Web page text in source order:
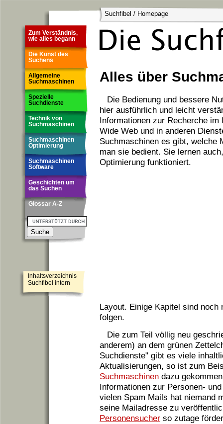
Suchfibel / Homepage
Alles über
Die Bedienung und bessere
hier ausführlich und leicht
Informationen zur Recherche
Wide Web und in anderen
Suchmaschinen es gibt, welche
man sie bedient. Sie lernen
Optimierung funktioniert.
Layout. Einige Kapitel sind
folgen.
Die zum Teil völlig neu
anderem) an dem grünen
Suchdienste" gibt es viele
Aktualisierungen, so ist zum
Suchmaschinen dazu
Informationen zur Personen-
vielen Spam Mails hat niemand
seine Mailadresse zu
Personensucher so zutage
Zum Verständnis,
wie alles begann
Die Kunst des
Suchens
Allgemeine
Suchmaschinen
Spezielle
Suchdienste
Technik von
Suchmaschinen
Suchmaschinen
Optimierung
Suchmaschinen
Software
Geschichten um
das Suchen
Glossar A-Z
Inhaltsverzeichnis
Suchfibel intern